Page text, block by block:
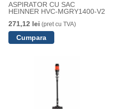
ASPIRATOR CU SAC
HEINNER HVC-MGRY1400-V2
271,12 lei (pret cu TVA)